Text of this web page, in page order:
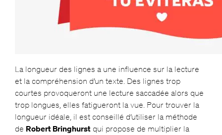
La longueur des lignes a une influence sur la lecture
et la compréhension d’un texte. Des lignes trop
courtes provoqueront une lecture saccadée alors que
trop longues, elles fatigueront la vue. Pour trouver la
longueur idéale, il est conseillé d’utiliser la méthode
de Robert Bringhurstqui propose de multiplier la